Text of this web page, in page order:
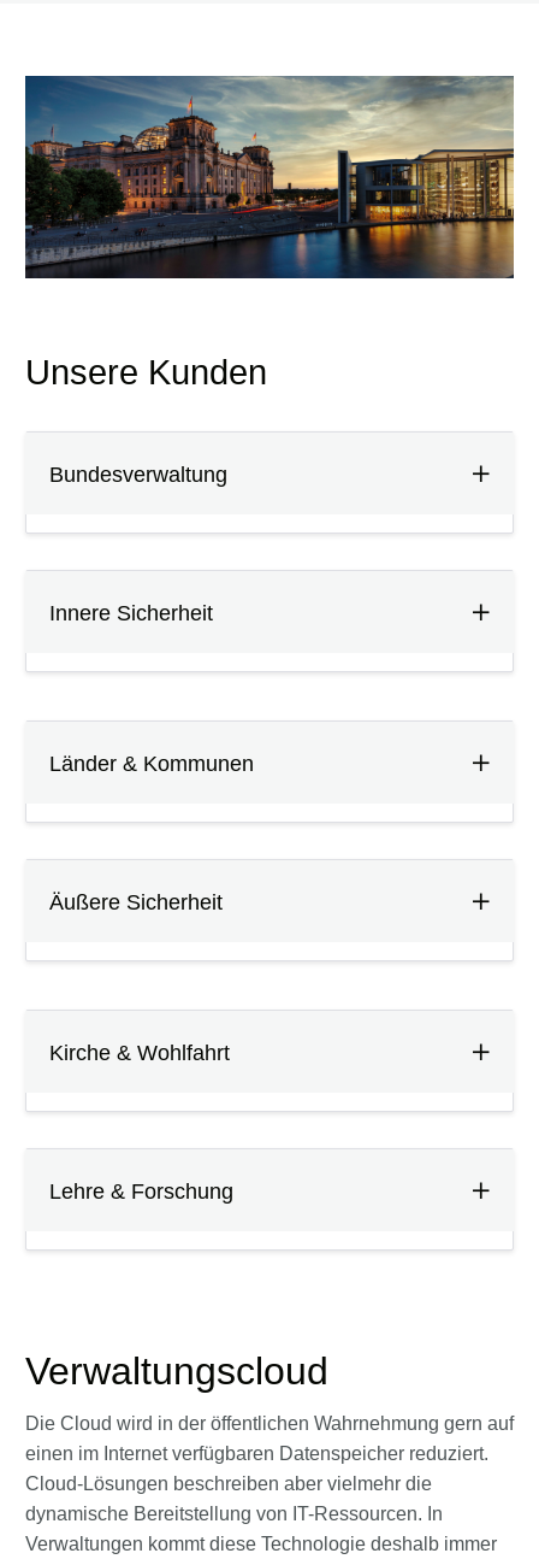
Unsere Kunden
Bundesverwaltung
Innere Sicherheit
Länder & Kommunen
Äußere Sicherheit
Kirche & Wohlfahrt
Lehre & Forschung
Verwaltungscloud
Die Cloud wird in der öffentlichen Wahrnehmung gern auf
einen im Internet verfügbaren Datenspeicher reduziert.
Cloud-Lösungen beschreiben aber vielmehr die
dynamische Bereitstellung von IT-Ressourcen. In
Verwaltungen kommt diese Technologie deshalb immer